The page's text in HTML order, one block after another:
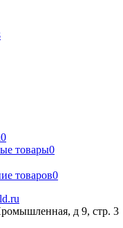
0
товары0
товаров0
д 9, стр. 3